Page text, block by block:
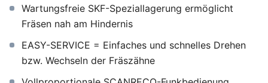
Wartungsfreie SKF-Speziallagerung ermöglicht
Fräsen nah am Hindernis
EASY-SERVICE = Einfaches und schnelles Drehen
bzw. Wechseln der Fräszähne